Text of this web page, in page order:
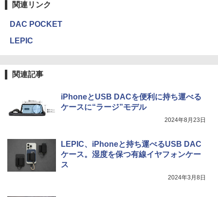
関連リンク
DAC POCKET
LEPIC
関連記事
iPhoneとUSB DACを便利に持ち運べる
ケースに“ラージ”モデル
2024年8月23日
LEPIC、iPhoneと持ち運べるUSB DAC
ケース。湿度を保つ有線イヤフォンケー
ス
2024年3月8日